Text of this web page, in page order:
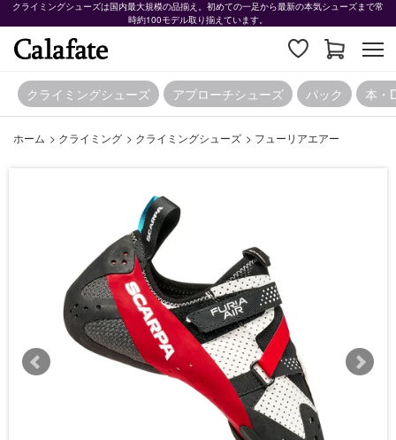
クライミングシューズは国内最大規模の品揃え。初めての一足から最新の本気シューズまで常
時約100モデル取り揃えています。
クライミングシューズ アプローチシューズ パック 本・
ホーム > クライミング > クライミングシューズ > フューリアエアー